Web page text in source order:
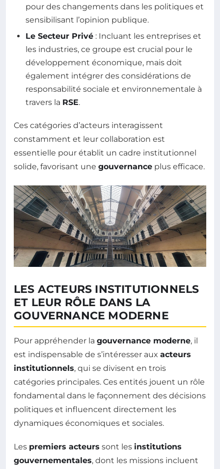
pour des changements dans les politiques et
sensibilisant l’opinion publique.
Le Secteur Privé : Incluant les entreprises et
les industries, ce groupe est crucial pour le
développement économique, mais doit
également intégrer des considérations de
responsabilité sociale et environnementale à
travers la RSE.
Ces catégories d’acteurs interagissent
constamment et leur collaboration est
essentielle pour établit un cadre institutionnel
solide, favorisant une gouvernance plus efficace.
LES ACTEURS INSTITUTIONNELS
ET LEUR RÔLE DANS LA
GOUVERNANCE MODERNE
Pour appréhender la gouvernance moderne, il
est indispensable de s’intéresser aux acteurs
institutionnels, qui se divisent en trois
catégories principales. Ces entités jouent un rôle
fondamental dans le façonnement des décisions
politiques et influencent directement les
dynamiques économiques et sociales.
Les premiers acteurs sont les institutions
gouvernementales, dont les missions incluent